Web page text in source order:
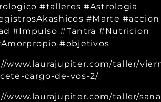
#talleres #Astrologia
#Marte #accion
#Impulso #Tantra #Nutricion
#objetivos
www.laurajupiter.com/taller/
cargo-de-vos-2/
www.laurajupiter.com/taller/